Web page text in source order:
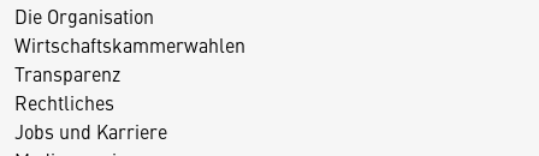
Die Organisation
Wirtschaftskammerwahlen
Transparenz
Rechtliches
Jobs und Karriere